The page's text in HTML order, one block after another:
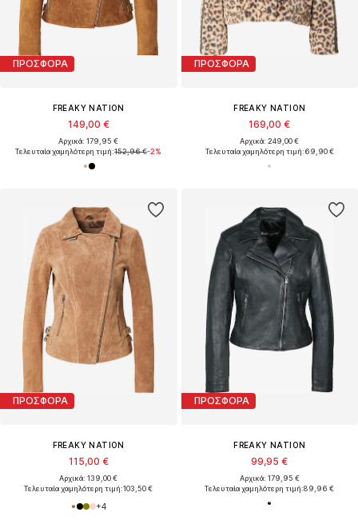
ΠΡΟΣΦΟΡΑ
FREAKY NATION
149,00 €
Αρχικά: 179,95 €
Τελευταία χαμηλότερη τιμή:152,96 €-2%
ΠΡΟΣΦΟΡΑ
FREAKY NATION
169,00 €
Αρχικά: 249,00 €
Τελευταία χαμηλότερη τιμή:69,90 €
ΠΡΟΣΦΟΡΑ
FREAKY NATION
115,00 €
Αρχικά: 139,00 €
Τελευταία χαμηλότερη τιμή:103,50 €
+4
ΠΡΟΣΦΟΡΑ
FREAKY NATION
99,95 €
Αρχικά: 179,95 €
Τελευταία χαμηλότερη τιμή:89,96 €